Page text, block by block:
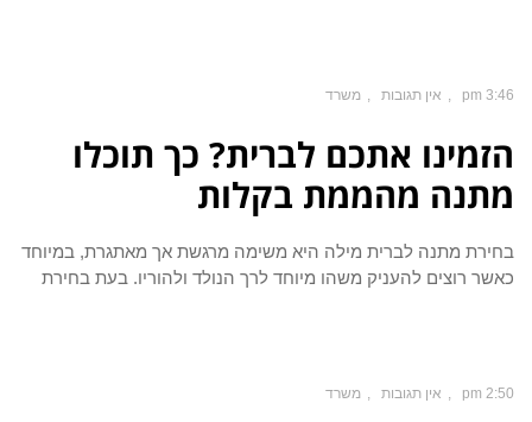
3:46 pm אין תגובות משרד
הזמינו אתכם לברית? כך תוכלו
מתנה מהממת בקלות
בחירת מתנה לברית מילה היא משימה מרגשת אך מאתגרת, במיוחד
כאשר רוצים להעניק משהו מיוחד לרך הנולד ולהוריו. בעת בחירת
2:50 pm אין תגובות משרד